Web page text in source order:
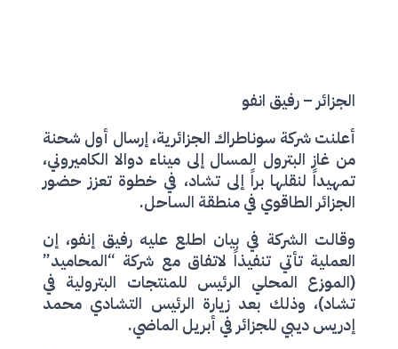
الجزائر – رفيق انفو
أعلنت شركة سوناطراك الجزائرية، إرسال أول شحنة
من غاز البترول المسال إلى ميناء دوالا الكاميروني،
تمهيداً لنقلها براً إلى تشاد، في خطوة تعزز حضور
الجزائر الطاقوي في منطقة الساحل.
وقالت الشركة في بيان اطلع عليه رفيق إنفو، إن
العملية تأتي تنفيذاً لاتفاق مع شركة “المحاميد”
(الموزع المحلي الرئيس للمنتجات البترولية في
تشاد)، وذلك بعد زيارة الرئيس التشادي محمد
إدريس ديبي للجزائر في أبريل الماضي.